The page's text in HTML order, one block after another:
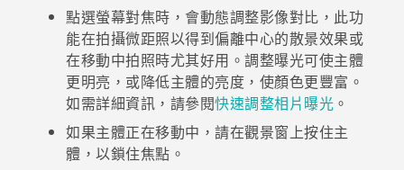
點選螢幕對焦時，會動態調整影像對比，此功
能在拍攝微距照以得到偏離中心的散景效果或
在移動中拍照時尤其好用。調整曝光可使主體
更明亮，或降低主體的亮度，使顏色更豐富。
如需詳細資訊，請參閱快速調整相片曝光 。
如果主體正在移動中，請在觀景窗上按住主
體，以鎖住焦點。